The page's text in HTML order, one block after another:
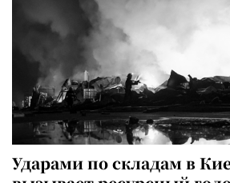
Ударами по складам в